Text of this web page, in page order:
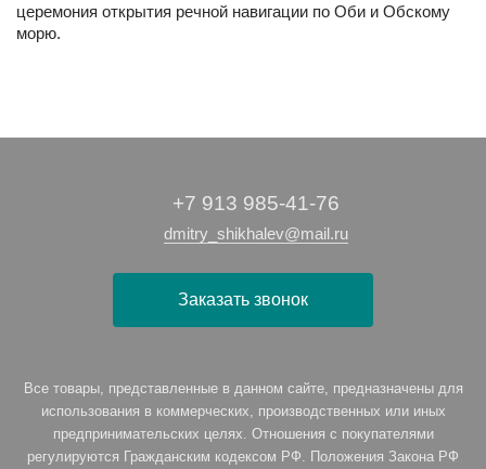
церемония открытия речной навигации по Оби и Обскому
морю.
+7 913 985-41-76
dmitry_shikhalev@mail.ru
Заказать звонок
Все товары, представленные в данном сайте, предназначены для
использования в коммерческих, производственных или иных
предпринимательских целях. Отношения с покупателями
регулируются Гражданским кодексом РФ. Положения Закона РФ